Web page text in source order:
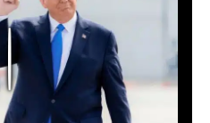
Play